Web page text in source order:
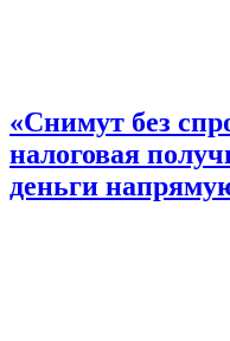
«Снимут без
налоговая
деньги